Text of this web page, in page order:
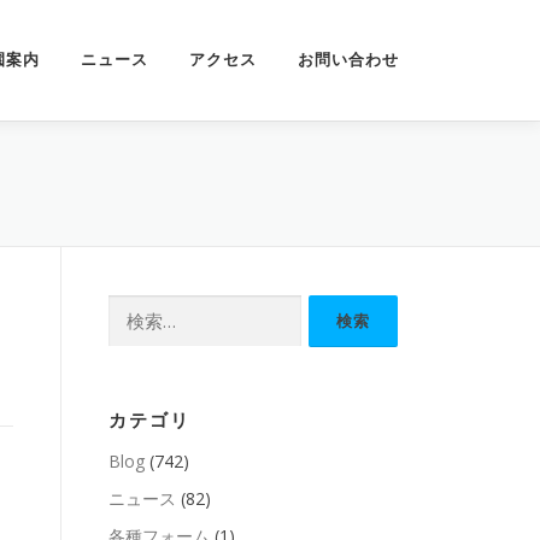
案内 ニュース アクセス お問い合わせ
カテゴリ
Blog (742)
ニュース (82)
各種フォーム (1)